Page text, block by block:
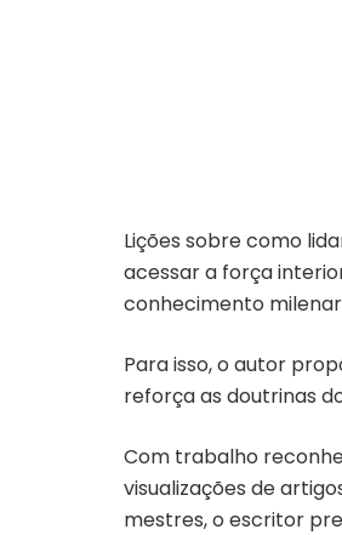
Lições sobre como
acessar a força
conhecimento
Para isso, o autor
reforça as doutrinas
Com trabalho
visualizações de
mestres, o escritor